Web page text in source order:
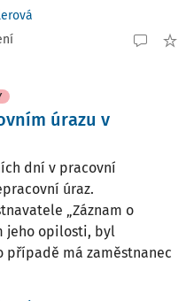
úrazu v
dní v pracovní
úraz.
„Záznam o
jeho opilosti, byl
případě má zaměstnanec